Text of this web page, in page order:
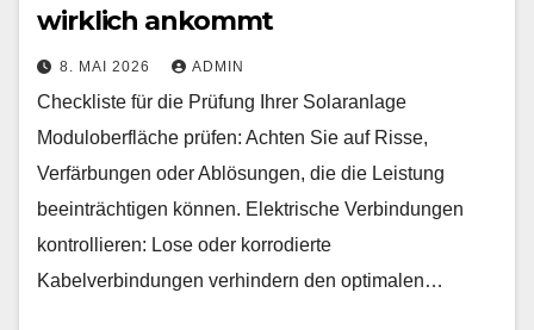
wirklich ankommt
8. MAI 2026 ADMIN
Checkliste für die Prüfung Ihrer Solaranlage
Moduloberfläche prüfen: Achten Sie auf Risse,
Verfärbungen oder Ablösungen, die die Leistung
beeinträchtigen können. Elektrische Verbindungen
kontrollieren: Lose oder korrodierte
Kabelverbindungen verhindern den optimalen…